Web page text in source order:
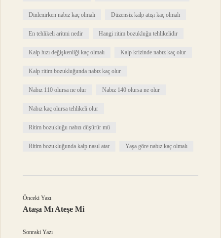
Dinlenirken nabız kaç olmalı Düzensiz kalp atışı kaç olmalı
En tehlikeli aritmi nedir Hangi ritim bozukluğu tehlikelidir
Kalp hızı değişkenliği kaç olmalı Kalp krizinde nabız kaç olur
Kalp ritim bozukluğunda nabız kaç olur
Nabız 110 olursa ne olur Nabız 140 olursa ne olur
Nabız kaç olursa tehlikeli olur
Ritim bozukluğu nabzı düşürür mü
Ritim bozukluğunda kalp nasıl atar Yaşa göre nabız kaç olmalı
Önceki Yazı
Ataşa Mı Ateşe Mi
Sonraki Yazı